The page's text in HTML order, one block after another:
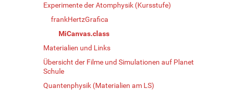
Experimente der Atomphysik (Kursstufe)
frankHertzGrafica
MiCanvas.class
Materialien und Links
Übersicht der Filme und Simulationen auf Planet
Schule
Quantenphysik (Materialien am LS)